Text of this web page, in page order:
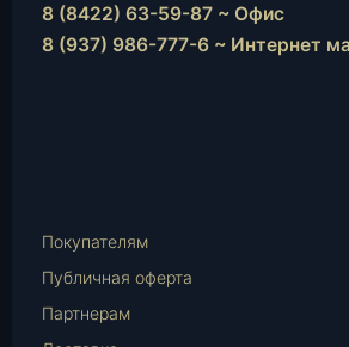
8 (8422) 63-59-87 ~ Офис
8 (937) 986-777-6 ~ Интернет
Mail
Покупателям
Публичная оферта
Партнерам